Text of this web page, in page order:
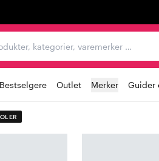
kategorier,
Bestselgere Outlet Merker Guider